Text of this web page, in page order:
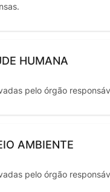
HUMANA
pelo órgão
AMBIENTE
pelo órgão